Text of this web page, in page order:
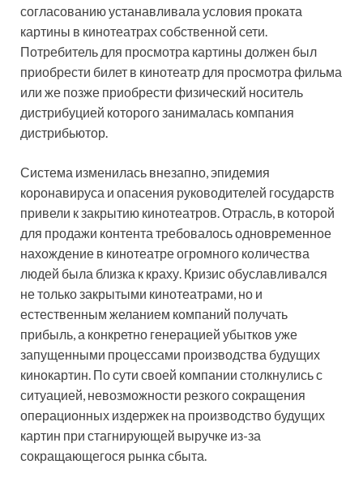
согласованию устанавливала условия проката
картины в кинотеатрах собственной сети.
Потребитель для просмотра картины должен был
приобрести билет в кинотеатр для просмотра фильма
или же позже приобрести физический носитель
дистрибуцией которого занималась компания
дистрибьютор.
Система изменилась внезапно, эпидемия
коронавируса и опасения руководителей государств
привели к закрытию кинотеатров. Отрасль, в которой
для продажи контента требовалось одновременное
нахождение в кинотеатре огромного количества
людей была близка к краху. Кризис обуславливался
не только закрытыми кинотеатрами, но и
естественным желанием компаний получать
прибыль, а конкретно генерацией убытков уже
запущенными процессами производства будущих
кинокартин. По сути своей компании столкнулись с
ситуацией, невозможности резкого сокращения
операционных издержек на производство будущих
картин при стагнирующей выручке из-за
сокращающегося рынка сбыта.